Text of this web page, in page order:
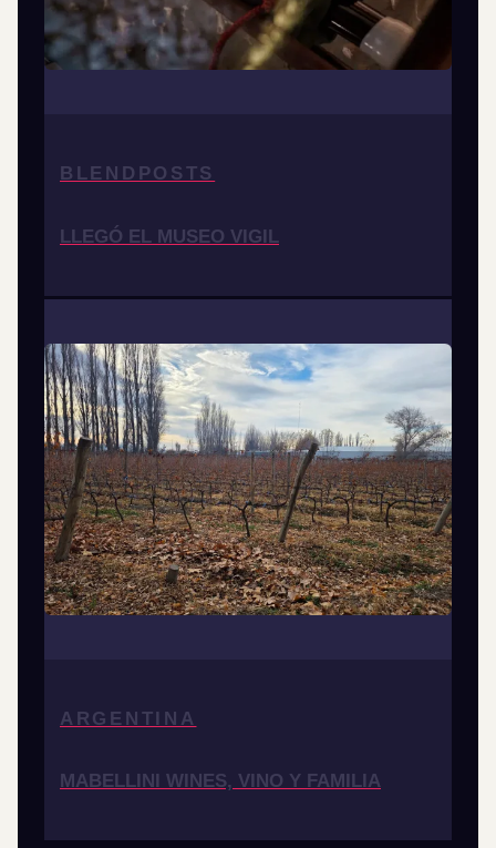
BLENDPOSTS
LLEGÓ EL MUSEO VIGIL
ARGENTINA
MABELLINI WINES, VINO Y FAMILIA